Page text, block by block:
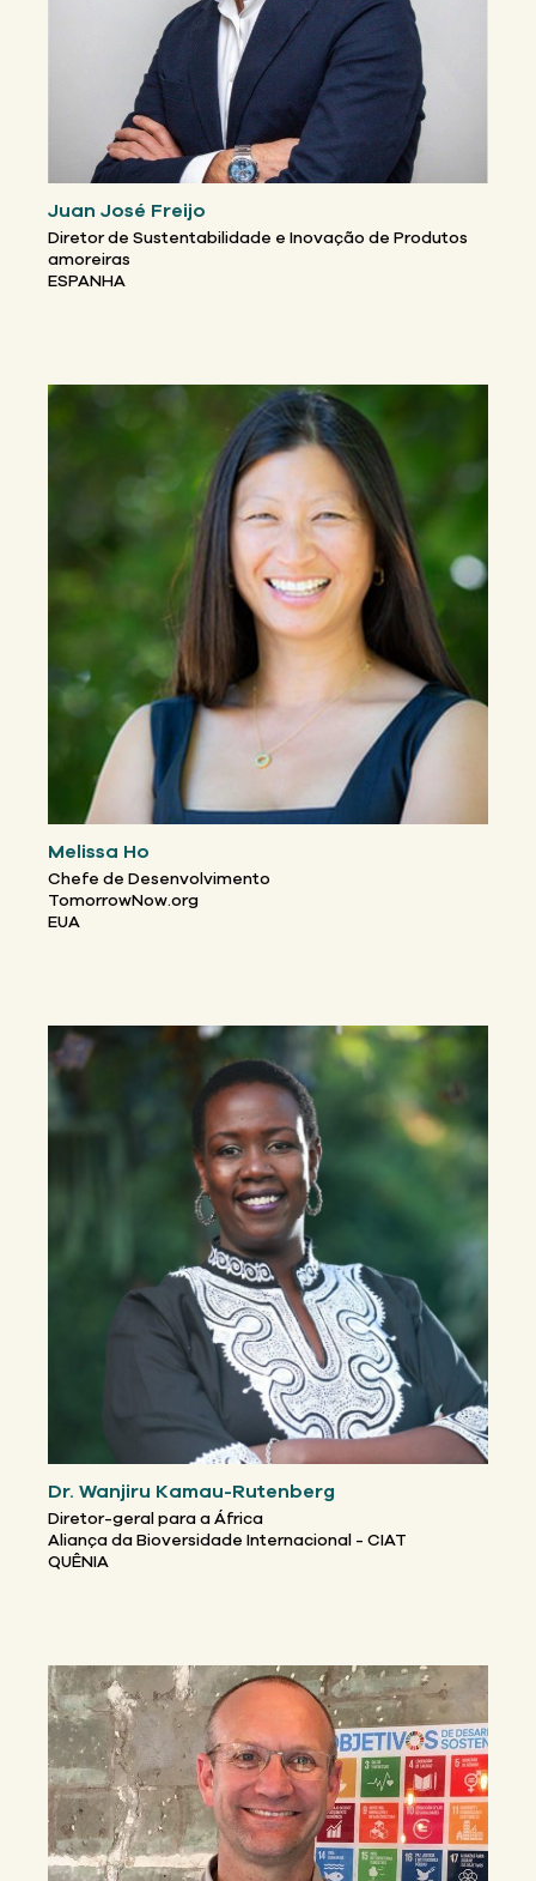
Juan José Freijo
Diretor de Sustentabilidade e Inovação de Produtos
amoreiras
ESPANHA
Melissa Ho
Chefe de Desenvolvimento
TomorrowNow.org
EUA
Dr. Wanjiru Kamau-Rutenberg
Diretor-geral para a África
Aliança da Bioversidade Internacional - CIAT
QUÊNIA